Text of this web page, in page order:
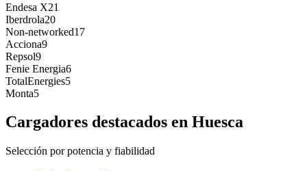
Endesa X21
Iberdrola20
Non-networked17
Acciona9
Repsol9
Fenie Energia6
TotalEnergies5
Monta5
Cargadores destacados en Huesca
Selección por potencia y fiabilidad